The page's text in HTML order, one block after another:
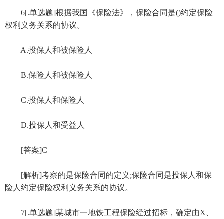
6[.单选题]根据我国《保险法》，保险合同是()约定保险
权利义务关系的协议。
A.投保人和被保险人
B.保险人和被保险人
C.投保人和保险人
D.投保人和受益人
[答案]C
[解析]考察的是保险合同的定义;保险合同是投保人和保
险人约定保险权利义务关系的协议。
7[.单选题]某城市一地铁工程保险经过招标，确定由X、